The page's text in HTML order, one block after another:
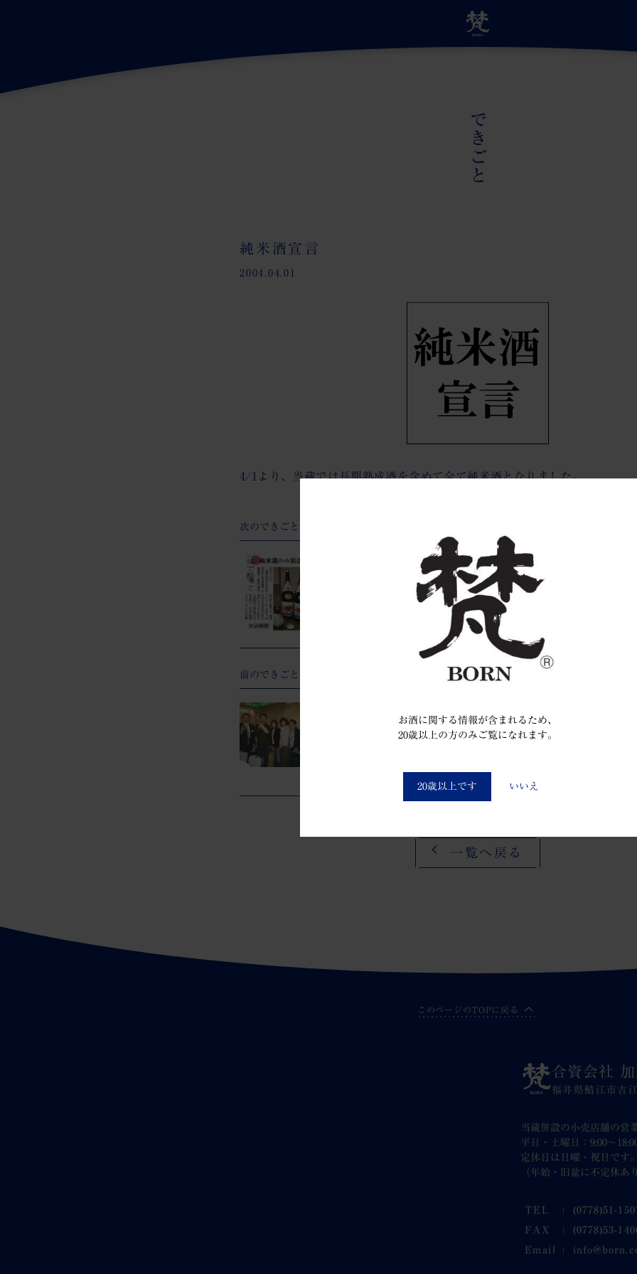
お酒に関する情報が含まれるため、
20歳以上の方のみご覧になれます。
20歳以上です いいえ
自慢の日本酒
最近のできごと
お問い合わせ
できごと
純米酒宣言
2004.04.01
4/1より、当蔵では長期熟成酒を含めて全て純米酒となりました。
次のできごと
当蔵の純米酒宣言が福井新聞に取材されました
前のできごと
三ツ矢銘酒会20周年記念式典
一覧へ戻る
このページのTOPに戻る
合資会社 加
福井県鯖江市吉
当蔵併設の小売店舗の営
平日・土曜日：9:00～
定休日は日曜・祝日です。
（年始・旧盆に不定休あ
TEL
(0778)51-
FAX
(0778)53-
Email